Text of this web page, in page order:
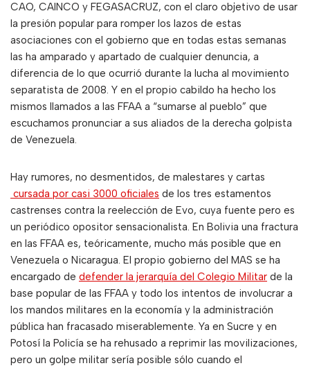
CAO, CAINCO y FEGASACRUZ, con el claro objetivo de usar
la presión popular para romper los lazos de estas
asociaciones con el gobierno que en todas estas semanas
las ha amparado y apartado de cualquier denuncia, a
diferencia de lo que ocurrió durante la lucha al movimiento
separatista de 2008. Y en el propio cabildo ha hecho los
mismos llamados a las FFAA a “sumarse al pueblo” que
escuchamos pronunciar a sus aliados de la derecha golpista
de Venezuela.
Hay rumores, no desmentidos, de malestares y cartas
cursada por casi 3000 oficiales de los tres estamentos
castrenses contra la reelección de Evo, cuya fuente pero es
un periódico opositor sensacionalista. En Bolivia una fractura
en las FFAA es, teóricamente, mucho más posible que en
Venezuela o Nicaragua. El propio gobierno del MAS se ha
encargado de defender la jerarquía del Colegio Militar de la
base popular de las FFAA y todo los intentos de involucrar a
los mandos militares en la economía y la administración
pública han fracasado miserablemente. Ya en Sucre y en
Potosí la Policía se ha rehusado a reprimir las movilizaciones,
pero un golpe militar sería posible sólo cuando el